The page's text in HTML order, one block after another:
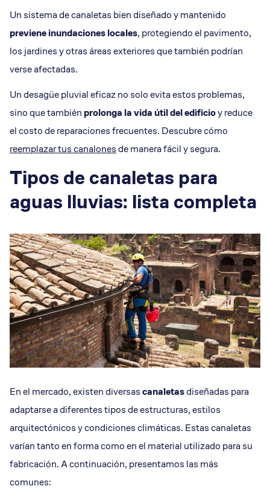
Un sistema de canaletas bien diseñado y mantenido
previene inundaciones locales, protegiendo el pavimento,
los jardines y otras áreas exteriores que también podrían
verse afectadas.
Un desagüe pluvial eficaz no solo evita estos problemas,
sino que también prolonga la vida útil del edificioy reduce
el costo de reparaciones frecuentes. Descubre cómo
reemplazar tus canalonesde manera fácil y segura.
Tipos de canaletas para
aguas lluvias: lista completa
En el mercado, existen diversascanaletasdiseñadas para
adaptarse a diferentes tipos de estructuras, estilos
arquitectónicos y condiciones climáticas. Estas canaletas
varían tanto en forma como en el material utilizado para su
fabricación. A continuación, presentamos las más
comunes: